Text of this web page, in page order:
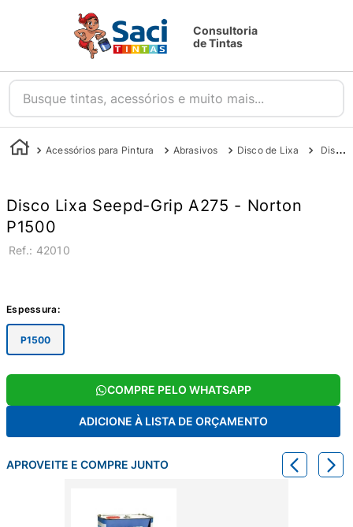
Consultoria
de Tintas
Busque tintas, acessórios e muito mais...
Acessórios para Pintura Abrasivos Disco de Lixa Disco Speed-Grip 1500 A-275 - Norton
Disco Lixa Seepd-Grip A275 - Norton
P1500
: 42010
Espessura:
P1500
COMPRE PELO WHATSAPP
ADICIONE À LISTA DE ORÇAMENTO
APROVEITE E COMPRE JUNTO